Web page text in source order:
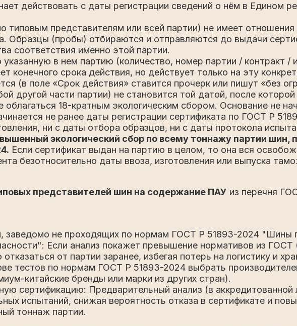
действовать с даты регистрации сведений о нём в Едином
типовым представителям или всей партии) не имеет отношения
Образцы (пробы) отбираются и отправляются до выдачи
соответствия именно этой партии.
в нем партию (количество, номер партии / контракт /
конечного срока действия, но действует только на эту
(в поле «Срок действия» ставится прочерк или пишут «без
другой части партии) не становится той датой, после
облагаться 18-кратным экологическим сбором. Основание не
не ранее даты регистрации сертификата по ГОСТ Р
ни с даты отбора образцов, ни с даты протокола
экологический сбор по всему тоннажу партии шин,
Если сертификат выдан на партию в целом, то она вся
безотносительно даты ввоза, изготовления или выпуска
представителей шин на содержание ПАУ из перечня
заведомо не проходящих по нормам ГОСТ Р 51893-2024 "Шины
Если анализ покажет превышение нормативов из ГОСТ
от партии заранее, избегая потерь на логистику и
тестов по нормам ГОСТ Р 51893-2024 выбрать
китайские бренды или марки из других стран).
сертификацию: Предварительный анализ (в аккредитованной
испытаний, снижая вероятность отказа в сертификате и
тоннаж партии.